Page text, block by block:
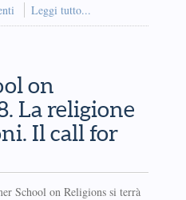
Leggi tutto...
on
La religione
Il call for
School on Religions si terrà